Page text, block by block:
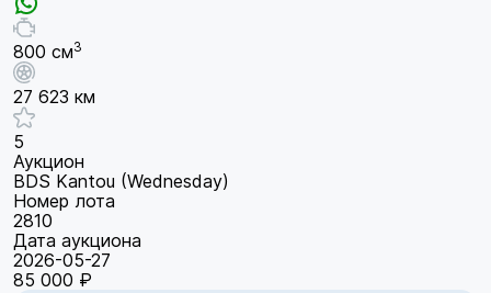
800 см3
27 623 км
5
Аукцион
BDS Kantou (Wednesday)
Номер лота
2810
Дата аукциона
2026-05-27
85 000 ₽